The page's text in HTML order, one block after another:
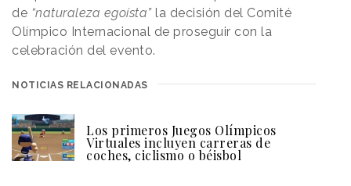
de “naturaleza egoísta”la decisión del Comité
Olímpico Internacional de proseguir con la
celebración del evento.
NOTICIAS RELACIONADAS
Los primeros Juegos Olímpicos
Virtuales incluyen carreras de
coches, ciclismo o béisbol